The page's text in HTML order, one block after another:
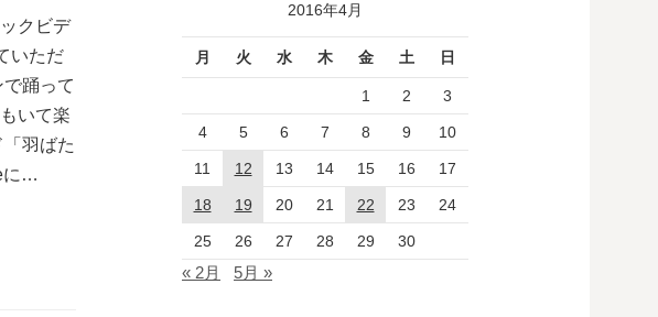
クビデ
いただ
踊って
いて楽
羽ばた
に…
2016年4月
月 火 水 木 金 土 日
1 2 3
4 5 6 7 8 9 10
11 12 13 14 15 16 17
18 19 20 21 22 23 24
25 26 27 28 29 30
« 2月 5月 »